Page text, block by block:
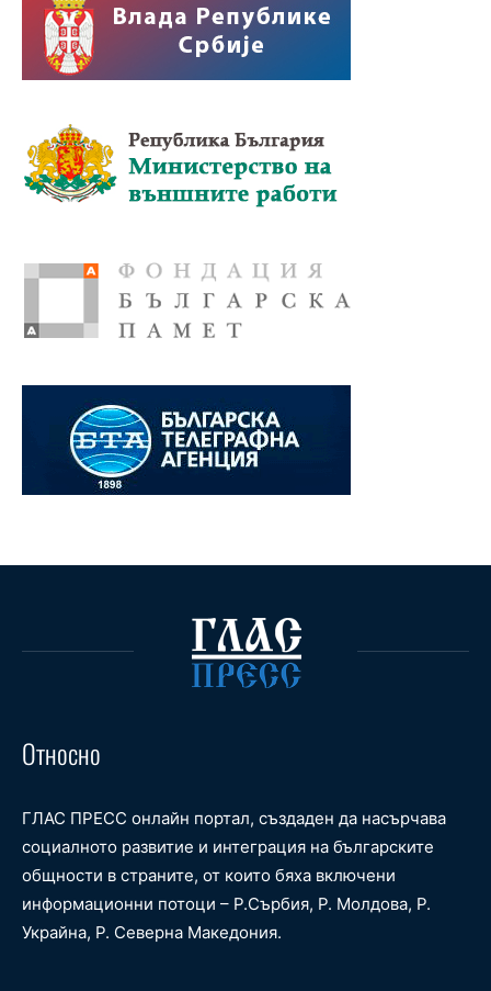
Относно
ГЛАС ПРЕСС онлайн портал, създаден да насърчава
социалното развитие и интеграция на българските
общности в страните, от които бяха включени
информационни потоци – Р.Сърбия, Р. Молдова, Р.
Украйна, Р. Северна Македония.